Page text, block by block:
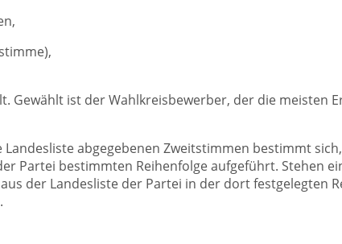
Gewählt ist der Wahlkreisbewerber, der die meisten
abgegebenen Zweitstimmen bestimmt
Partei bestimmten Reihenfolge aufgeführt. Stehen
der Landesliste der Partei in der dort festgelegten